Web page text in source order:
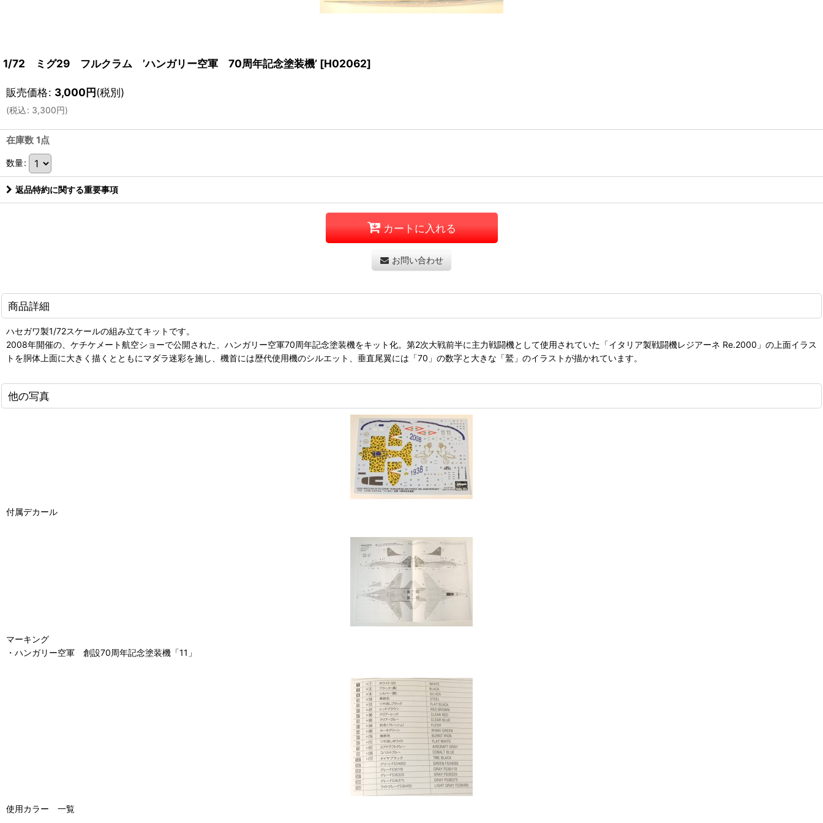
1/72 ミグ29 フルクラム ’ハンガリー空軍 70周年記念塗装機’ [H02062]
販売価格: 3,000円(税別)
(税込: 3,300円)
在庫数 1点
数量:
返品特約に関する重要事項
カートに入れる
お問い合わせ
商品詳細
ハセガワ製1/72スケールの組み立てキットです。
2008年開催の、ケチケメート航空ショーで公開された、ハンガリー空軍70周年記念塗装機をキット化。第2次大戦前半に主力戦闘機として使用されていた「イタリア製戦闘機レジアーネ Re.2000」の上面イラス
トを胴体上面に大きく描くとともにマダラ迷彩を施し、機首には歴代使用機のシルエット、垂直尾翼には「70」の数字と大きな「鷲」のイラストが描かれています。
他の写真
付属デカール
マーキング
・ハンガリー空軍 創設70周年記念塗装機「11」
使用カラー 一覧